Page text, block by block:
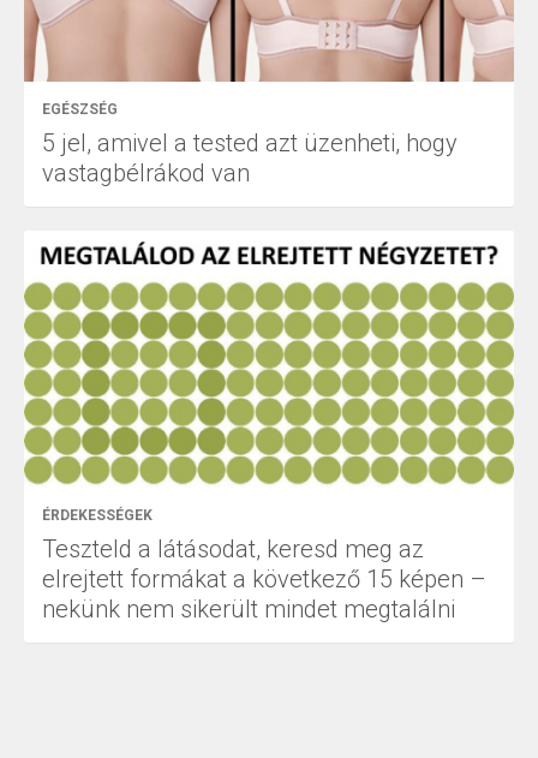
EGÉSZSÉG
5 jel, amivel a tested azt üzenheti, hogy
vastagbélrákod van
ÉRDEKESSÉGEK
Teszteld a látásodat, keresd meg az
elrejtett formákat a következő 15 képen –
nekünk nem sikerült mindet megtalálni